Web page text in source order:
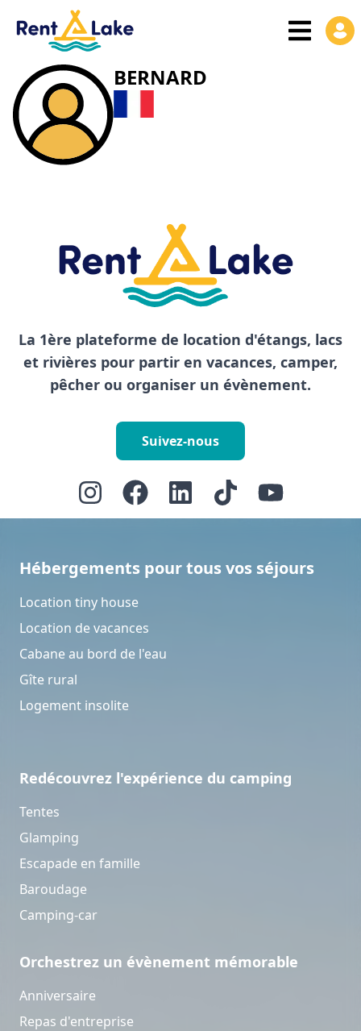
BERNARD
La 1ère plateforme de location d'étangs, lacs
et rivières pour partir en vacances, camper,
pêcher ou organiser un évènement.
Suivez-nous
Hébergements pour tous vos séjours
Location tiny house
Location de vacances
Cabane au bord de l'eau
Gîte rural
Logement insolite
Redécouvrez l'expérience du camping
Tentes
Glamping
Escapade en famille
Baroudage
Camping-car
Orchestrez un évènement mémorable
Anniversaire
Repas d'entreprise